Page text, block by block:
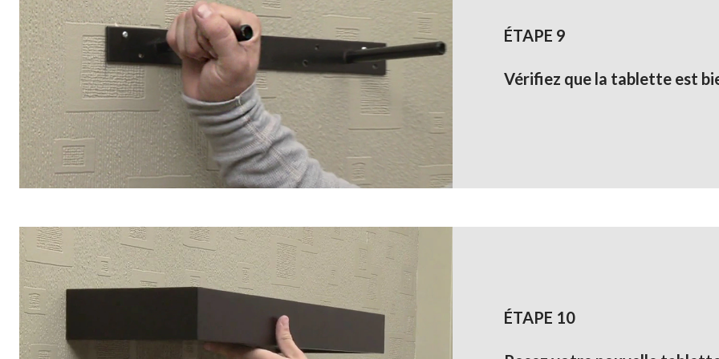
ÉTAPE 9
Vérifiez que la tablette est
ÉTAPE 10